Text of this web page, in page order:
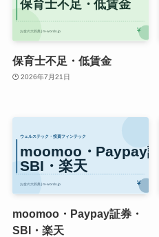
保育士不足・低賃金
2026年7月21日
moomoo・Paypay証券・
SBI・楽天